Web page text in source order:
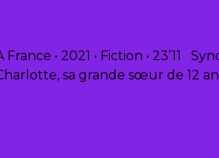
• 2021 • Fiction • 23’11
sa grande sœur de 12